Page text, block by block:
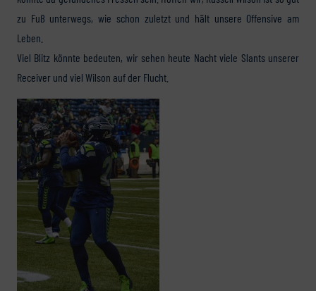
zu Fuß unterwegs, wie schon zuletzt und hält unsere Offensive am
Leben.
Viel Blitz könnte bedeuten, wir sehen heute Nacht viele Slants unserer
Receiver und viel Wilson auf der Flucht.